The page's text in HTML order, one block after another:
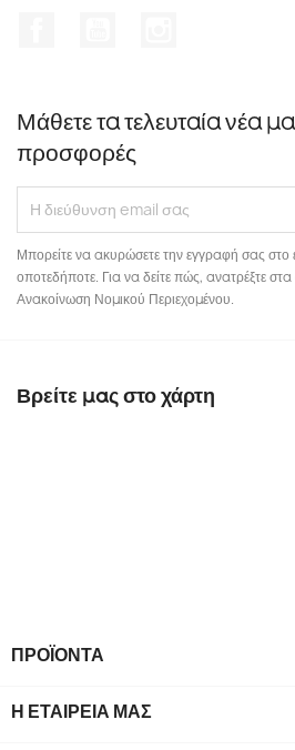
Μάθετε τα τελευταία νέα
προσφορές
Μπορείτε να ακυρώσετε την εγγραφή σας στο
οποτεδήποτε. Για να δείτε πώς, ανατρέξτε στα
Ανακοίνωση Νομικού Περιεχομένου.
Βρείτε μας στο χάρτη
ΠΡΟΪΌΝΤΑ
Η ΕΤΑΙΡΕΊΑ ΜΑΣ